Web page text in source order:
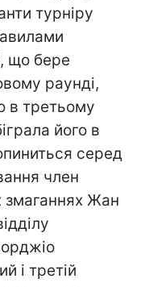
турніру
що бере
раунді,
в третьому
його в
серед
член
змаганнях Жан
і третій